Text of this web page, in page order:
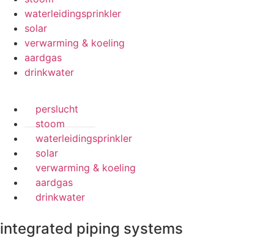
waterleidingsprinkler
solar
verwarming & koeling
aardgas
drinkwater
perslucht
stoom
waterleidingsprinkler
solar
verwarming & koeling
aardgas
drinkwater
integrated piping systems